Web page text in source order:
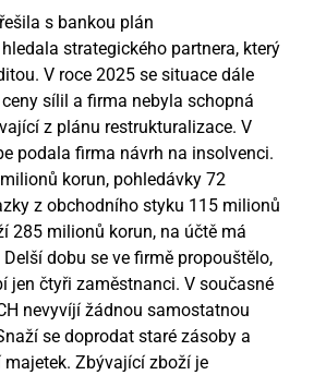
s bankou plán
strategického partnera, který
V roce 2025 se situace dále
sílil a firma nebyla schopná
z plánu restrukturalizace. V
podala firma návrh na insolvenci.
korun, pohledávky 72
z obchodního styku 115 milionů
285 milionů korun, na účtě má
dobu se ve firmě propouštělo,
jen čtyři zaměstnanci. V současné
nevyvíjí žádnou samostatnou
se doprodat staré zásoby a
Zbývající zboží je